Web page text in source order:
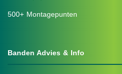
500+ Montagepunten
Banden Advies & Info